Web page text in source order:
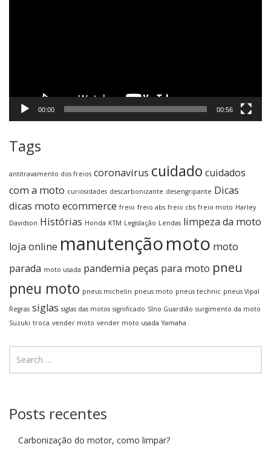
00:00 00:56
Tags
antitravamento dos freios coronavirus cuidado cuidados
com a moto curiosidades descarbonizante desengripante Dicas
dicas moto ecommerce freio freio abs freio cbs freio moto Harley
Davidson Histórias Honda KTM Legislação Lendas limpeza da moto
loja online manutençãomoto moto
parada moto usada pandemia peças para moto pneu
pneu moto pneus michelin pneus moto pneus technic pneus Vipal
Regras siglas siglas das motos significado SIno Guardião surgimento da moto
Suzuki troca vender moto vender moto usada Yamaha
Posts recentes
Carbonização do motor, como limpar?